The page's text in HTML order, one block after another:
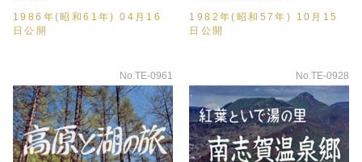
1986年(昭和61年) 04月16
日公開
1982年(昭和57年) 10月15
日公開
No.TE-0961 No.TE-0928